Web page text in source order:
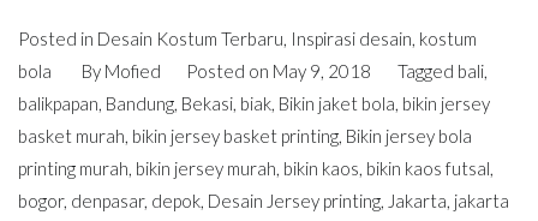
Posted in Desain Kostum Terbaru, Inspirasi desain, kostum
bola
By Mofied Posted on May 9, 2018 Tagged bali,
balikpapan, Bandung, Bekasi, biak, Bikin jaket bola, bikin jersey
basket murah, bikin jersey basket printing, Bikin jersey bola
printing murah, bikin jersey murah, bikin kaos, bikin kaos futsal,
bogor, denpasar, depok, Desain Jersey printing, Jakarta, jakarta